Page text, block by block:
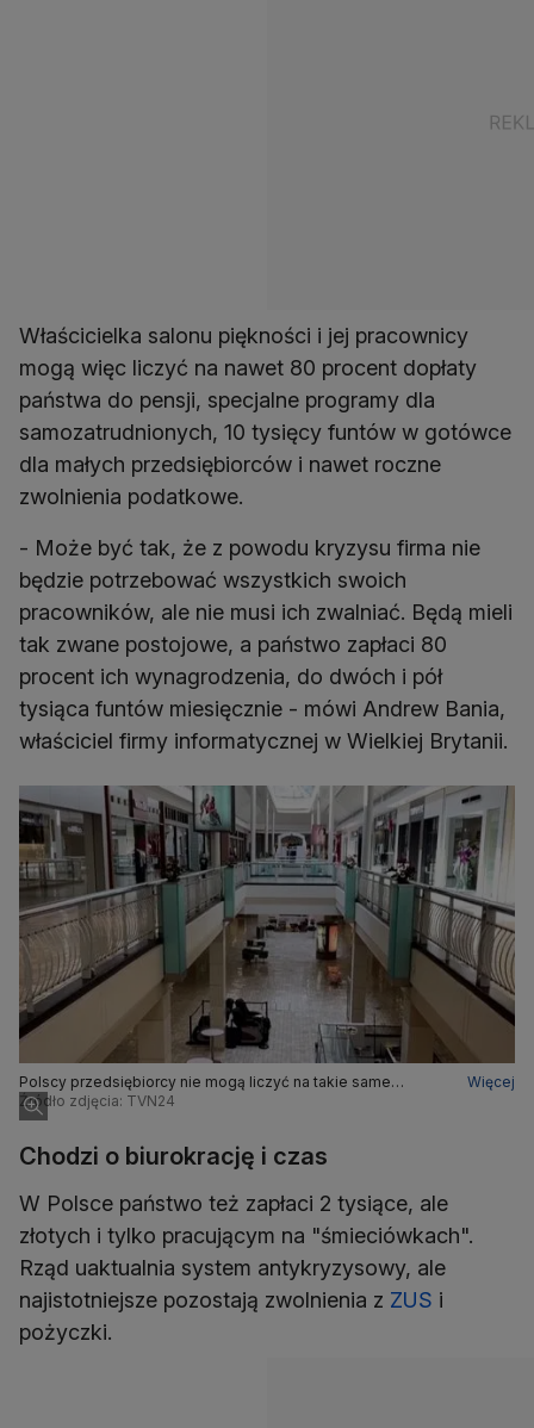
Właścicielka salonu piękności i jej pracownicy
mogą więc liczyć na nawet 80 procent dopłaty
państwa do pensji, specjalne programy dla
samozatrudnionych, 10 tysięcy funtów w gotówce
dla małych przedsiębiorców i nawet roczne
zwolnienia podatkowe.
- Może być tak, że z powodu kryzysu firma nie
będzie potrzebować wszystkich swoich
pracowników, ale nie musi ich zwalniać. Będą mieli
tak zwane postojowe, a państwo zapłaci 80
procent ich wynagrodzenia, do dwóch i pół
tysiąca funtów miesięcznie - mówi Andrew Bania,
właściciel firmy informatycznej w Wielkiej Brytanii.
Polscy przedsiębiorcy nie mogą liczyć na takie same
wsparcie, co w innych krajach.
Więcej
Źródło zdjęcia: TVN24
Chodzi o biurokrację i czas
W Polsce państwo też zapłaci 2 tysiące, ale
złotych i tylko pracującym na "śmieciówkach".
Rząd uaktualnia system antykryzysowy, ale
najistotniejsze pozostają zwolnienia z ZUS i
pożyczki.